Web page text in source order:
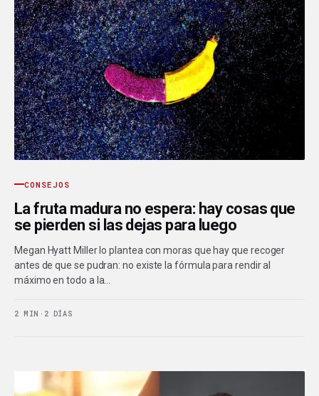
CONSEJOS
La fruta madura no espera: hay cosas que
se pierden si las dejas para luego
Megan Hyatt Miller lo plantea con moras que hay que recoger
antes de que se pudran: no existe la fórmula para rendir al
máximo en todo a la…
2 MIN · 2 DÍAS